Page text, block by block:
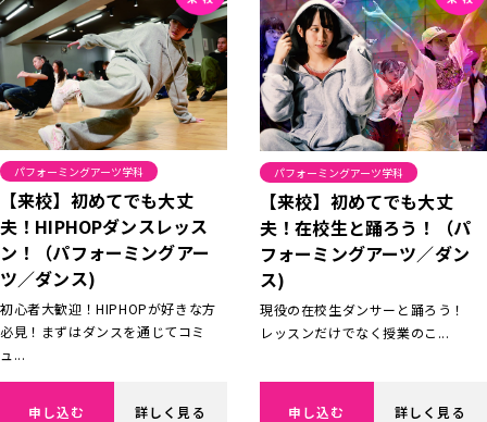
パフォーミングアーツ学科
【来校】初めてでも大丈
夫！HIPHOPダンスレッス
ン！（パフォーミングアー
ツ／ダンス)
初心者大歓迎！HIPHOPが好きな方
必見！まずはダンスを通じてコミ
ュ...
申し込む 詳しく見る
パフォーミングアーツ学科
【来校】初めてでも大丈
夫！在校生と踊ろう！（パ
フォーミングアーツ／ダン
ス)
現役の在校生ダンサーと踊ろう！
レッスンだけでなく授業のこ...
申し込む 詳しく見る